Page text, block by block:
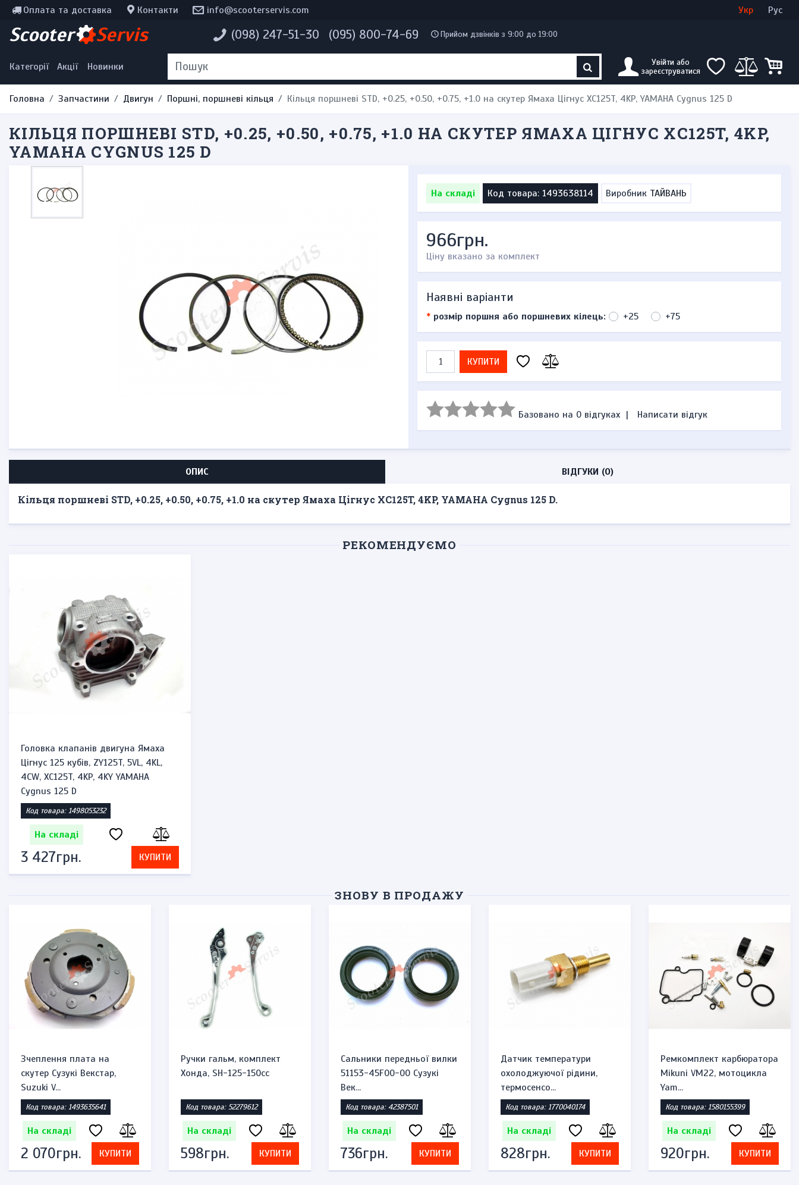
Оплата та доставка Контакти info@scooterservis.com Укр Рус
Scooter Servis (098) 247-51-30 (095) 800-74-69 Прийом дзвінків з 9:00 до 19:00
Категорії Акції Новинки
Увійти або
зареєструватися
Інструменти, мотохімія
Наклейки
Одяг та екіпірування
Головна Запчастини Двигун Поршні, поршневі кільця Кільця поршневі STD, +0.25, +0.50, +0.75, +1.0 на скутер Ямаха Цігнус XC125T, 4KP, YAMAHA Cygnus 125 D
КІЛЬЦЯ ПОРШНЕВІ STD, +0.25, +0.50, +0.75, +1.0 НА СКУТЕР ЯМАХА ЦІГНУС XC125T, 4KP,
YAMAHA CYGNUS 125 D
На складі Код товара: 1493638114 Виробник ТАЙВАНЬ
966грн.
Ціну вказано за комплект
Наявні варіанти
* розмір поршня або поршневих кілець: +25 +75
КУПИТИ
Базовано на 0 відгуках | Написати відгук
ОПИС ВІДГУКИ (0)
Кільця поршневі STD, +0.25, +0.50, +0.75, +1.0 на скутер Ямаха Цігнус XC125T, 4KP, YAMAHA Cygnus 125 D.
РЕКОМЕНДУЄМО
Головка клапанів двигуна Ямаха
Цігнус 125 кубів, ZY125T, 5VL, 4KL,
4CW, XC125T, 4KP, 4KY YAMAHA
Cygnus 125 D
Код товара: 1498053232
На складі
3 427грн. КУПИТИ
ЗНОВУ В ПРОДАЖУ
Зчеплення плата на
скутер Сузукі Векстар,
Suzuki V...
Код товара: 1493635641
На складі
2 070грн. КУПИТИ
Ручки гальм, комплект
Хонда, SH-125-150cc
Код товара: 52279612
На складі
598грн. КУПИТИ
Сальники передньої вилки
51153-45F00-00 Сузукі
Век...
Код товара: 42387501
На складі
736грн. КУПИТИ
Датчик температури
охолоджуючої рідини,
термосенсо...
Код товара: 1770040174
На складі
828грн. КУПИТИ
Ремкомплект карбюратора
Mikuni VM22, мотоцикла
Yam...
Код товара: 1580155399
На складі
920грн. КУПИТИ